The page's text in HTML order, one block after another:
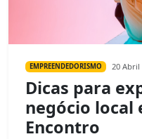
EMPREENDEDORISMO 20 Abril
Dicas para
negócio local
Encontro